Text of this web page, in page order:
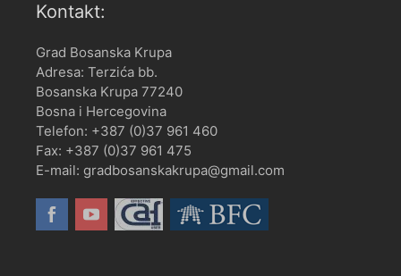
Kontakt:
Grad Bosanska Krupa
Adresa: Terzića bb.
Bosanska Krupa 77240
Bosna i Hercegovina
Telefon: +387 (0)37 961 460
Fax: +387 (0)37 961 475
E-mail: gradbosanskakrupa@gmail.com